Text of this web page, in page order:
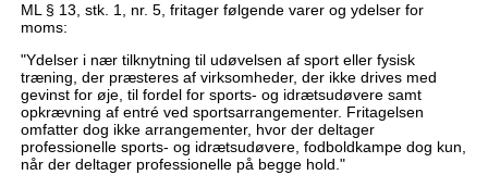
ML § 13, stk. 1, nr. 5, fritager følgende varer og ydelser for
moms:
"Ydelser i nær tilknytning til udøvelsen af sport eller fysisk
træning, der præsteres af virksomheder, der ikke drives med
gevinst for øje, til fordel for sports- og idrætsudøvere samt
opkrævning af entré ved sportsarrangementer. Fritagelsen
omfatter dog ikke arrangementer, hvor der deltager
professionelle sports- og idrætsudøvere, fodboldkampe dog kun,
når der deltager professionelle på begge hold."